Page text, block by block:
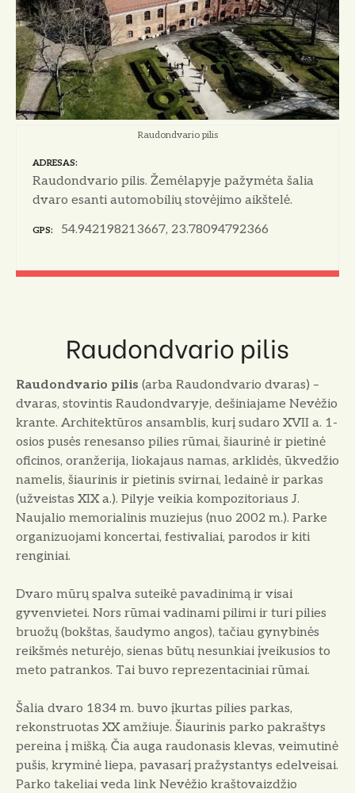
Raudondvario pilis
ADRESAS
Raudondvario pilis. Žemėlapyje pažymėta šalia
dvaro esanti automobilių stovėjimo aikštelė.
GPS 54.942198213667, 23.78094792366
Raudondvario pilis
Raudondvario pilis (arba Raudondvario dvaras) –
dvaras, stovintis Raudondvaryje, dešiniajame Nevėžio
krante. Architektūros ansamblis, kurį sudaro XVII a. 1-
osios pusės renesanso pilies rūmai, šiaurinė ir pietinė
oficinos, oranžerija, liokajaus namas, arklidės, ūkvedžio
namelis, šiaurinis ir pietinis svirnai, ledainė ir parkas
(užveistas XIX a.). Pilyje veikia kompozitoriaus J.
Naujalio memorialinis muziejus (nuo 2002 m.). Parke
organizuojami koncertai, festivaliai, parodos ir kiti
renginiai.
Dvaro mūrų spalva suteikė pavadinimą ir visai
gyvenvietei. Nors rūmai vadinami pilimi ir turi pilies
bruožų (bokštas, šaudymo angos), tačiau gynybinės
reikšmės neturėjo, sienas būtų nesunkiai įveikusios to
meto patrankos. Tai buvo reprezentaciniai rūmai.
Šalia dvaro 1834 m. buvo įkurtas pilies parkas,
rekonstruotas XX amžiuje. Šiaurinis parko pakraštys
pereina į mišką. Čia auga raudonasis klevas, veimutinė
pušis, kryminė liepa, pavasarį pražystantys edelveisai.
Parko takeliai veda link Nevėžio kraštovaizdžio